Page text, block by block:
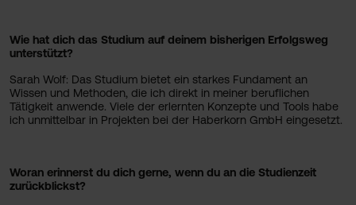
Wie hat dich das Studium auf deinem bisherigen Erfolgsweg
unterstützt?
Sarah Wolf: Das Studium bietet ein starkes Fundament an
Wissen und Methoden, die ich direkt in meiner beruflichen
Tätigkeit anwende. Viele der erlernten Konzepte und Tools habe
ich unmittelbar in Projekten bei der Haberkorn GmbH eingesetzt.
Woran erinnerst du dich gerne, wenn du an die Studienzeit
zurückblickst?